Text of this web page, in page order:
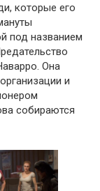
которые его
под названием
Она
и
собираются